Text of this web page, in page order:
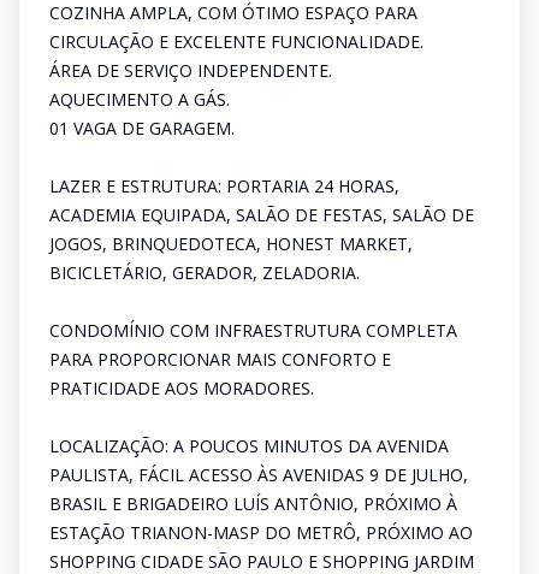
COZINHA AMPLA, COM ÓTIMO ESPAÇO PARA
CIRCULAÇÃO E EXCELENTE FUNCIONALIDADE.
ÁREA DE SERVIÇO INDEPENDENTE.
AQUECIMENTO A GÁS.
01 VAGA DE GARAGEM.
LAZER E ESTRUTURA: PORTARIA 24 HORAS,
ACADEMIA EQUIPADA, SALÃO DE FESTAS, SALÃO DE
JOGOS, BRINQUEDOTECA, HONEST MARKET,
BICICLETÁRIO, GERADOR, ZELADORIA.
CONDOMÍNIO COM INFRAESTRUTURA COMPLETA
PARA PROPORCIONAR MAIS CONFORTO E
PRATICIDADE AOS MORADORES.
LOCALIZAÇÃO: A POUCOS MINUTOS DA AVENIDA
PAULISTA, FÁCIL ACESSO ÀS AVENIDAS 9 DE JULHO,
BRASIL E BRIGADEIRO LUÍS ANTÔNIO, PRÓXIMO À
ESTAÇÃO TRIANON-MASP DO METRÔ, PRÓXIMO AO
SHOPPING CIDADE SÃO PAULO E SHOPPING JARDIM